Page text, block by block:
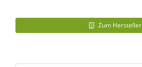
Zum Hersteller